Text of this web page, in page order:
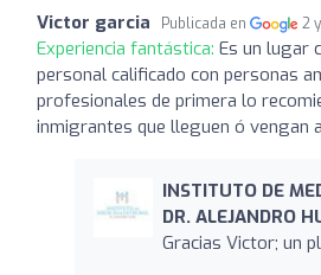
Victor garcia Publicada en 2
Experiencia fantástica: Es un lugar
personal calificado con personas
profesionales de primera lo
inmigrantes que lleguen ó vengan
INSTITUTO DE
DR. ALEJANDRO
Gracias Victor; un